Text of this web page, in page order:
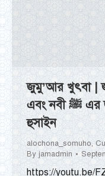
জুমু’আর খুৎবা |
এবং নবী ﷺ এর জন্ম ও মৃত্যু | শাইখ হারুন
হুসাইন
alochona_somuho,
By jamadmin
https://youtu.be/